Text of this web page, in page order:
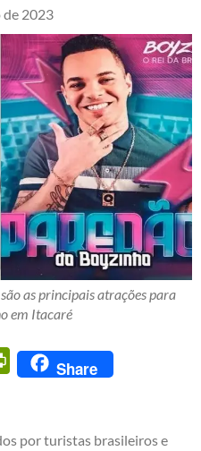
de 2023
as principais atrações para
em Itacaré
PrintFriendly
Share
por turistas brasileiros e